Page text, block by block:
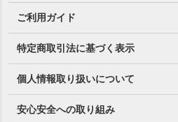
ご利用ガイド
特定商取引法に基づく表示
個人情報取り扱いについて
安心安全への取り組み